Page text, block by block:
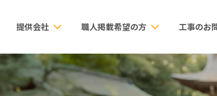
提供会社 職人掲載希望の方 工事のお